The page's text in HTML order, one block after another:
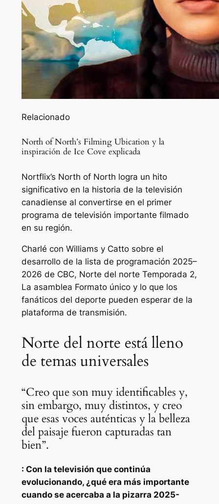
Relacionado
North of North’s Filming Ubication y la
inspiración de Ice Cove explicada
Nortflix’s North of North logra un hito
significativo en la historia de la televisión
canadiense al convertirse en el primer
programa de televisión importante filmado
en su región.
Charlé con Williams y Catto sobre el
desarrollo de la lista de programación 2025–
2026 de CBC, Norte del norte Temporada 2,
La asamblea Formato único y lo que los
fanáticos del deporte pueden esperar de la
plataforma de transmisión.
Norte del norte está lleno
de temas universales
“Creo que son muy identificables y,
sin embargo, muy distintos, y creo
que esas voces auténticas y la belleza
del paisaje fueron capturadas tan
bien”.
: Con la televisión que continúa
evolucionando, ¿qué era más importante
cuando se acercaba a la pizarra 2025-